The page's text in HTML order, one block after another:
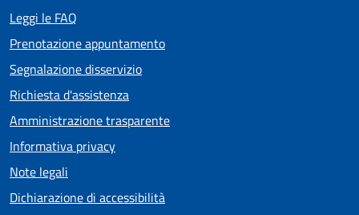
Leggi le FAQ
Prenotazione appuntamento
Segnalazione disservizio
Richiesta d'assistenza
Amministrazione trasparente
Informativa privacy
Note legali
Dichiarazione di accessibilità